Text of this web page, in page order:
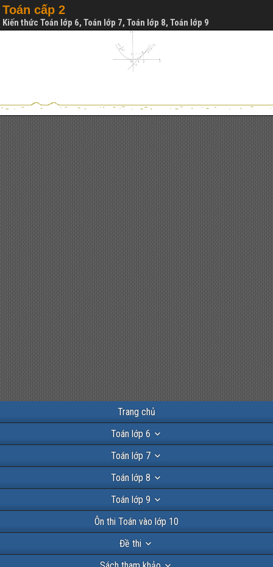
Toán cấp 2
Kiến thức Toán lớp 6, Toán lớp 7, Toán lớp 8, Toán lớp 9
Trang chủ
Toán lớp 6
Toán lớp 7
Toán lớp 8
Toán lớp 9
Ôn thi Toán vào lớp 10
Đề thi